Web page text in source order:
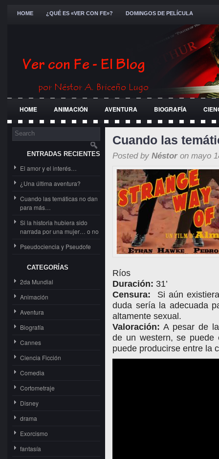
HOME ¿QUÉ ES «VER CON FE»? DOMINGOS DE PELÍCULA
HOME ANIMACIÓN AVENTURA BIOGRAFÍA
FESTIVALES
ENTRADAS RECIENTES
El amor y el interés…
¿Una última aventura?
Cuando las temáticas no dan
para más…
Si la historia hubiera sido
narrada por una mujer… o no
Pseudociencia y Pseudofe
CATEGORÍAS
2da Mundial
Animación
Aventura
Biografía
Cannes
Ciencia Ficción
Comedia
Cortometraje
Disney
drama
Exorcismo
fantasía
Cuando las
Posted by Néstoron mayo
Ríos
Duración: 31’
Censura:
Si aún
duda sería la adecuada
altamente sexual.
Valoración: A pesar de
de un western, se puede
puede producirse entre la